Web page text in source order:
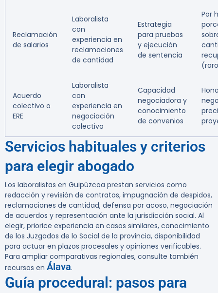
Reclamación
de salarios
Laboralista
con
experiencia en
reclamaciones
de cantidad
Estrategia
para pruebas
y ejecución
de sentencia
Por
Acuerdo
colectivo o
ERE
Laboralista
con
experiencia en
negociación
colectiva
Capacidad
negociadora y
conocimiento
de convenios
Servicios habituales y criterios
para elegir abogado
Los laboralistas en Guipúzcoa prestan servicios como
redacción y revisión de contratos, impugnación de despidos,
reclamaciones de cantidad, defensa por acoso, negociación
de acuerdos y representación ante la jurisdicción social. Al
elegir, priorice experiencia en casos similares, conocimiento
de los Juzgados de lo Social de la provincia, disponibilidad
para actuar en plazos procesales y opiniones verificables.
Para ampliar comparativas regionales, consulte también
recursos en Álava.
Guía procedural: pasos para